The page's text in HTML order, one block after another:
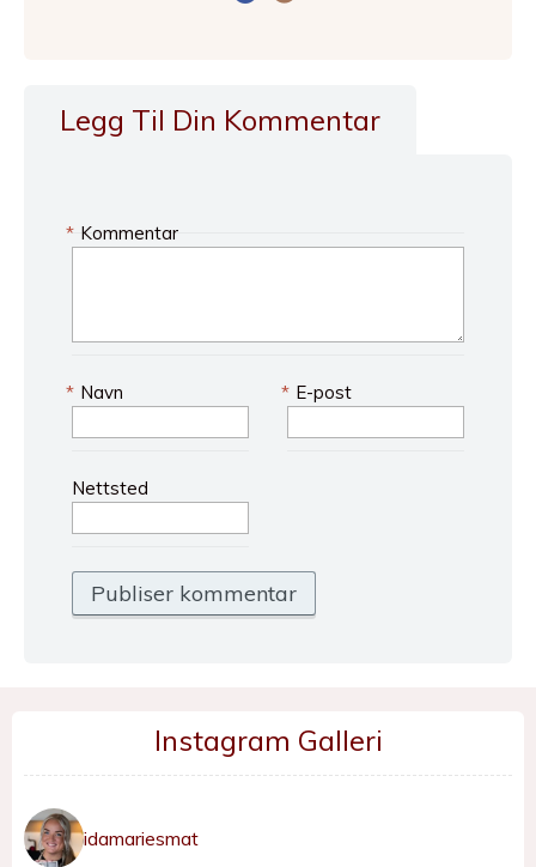
Legg Til Din Kommentar
Kommentar
*
Navn
* E-post
*
Nettsted
Instagram Galleri
idamariesmat